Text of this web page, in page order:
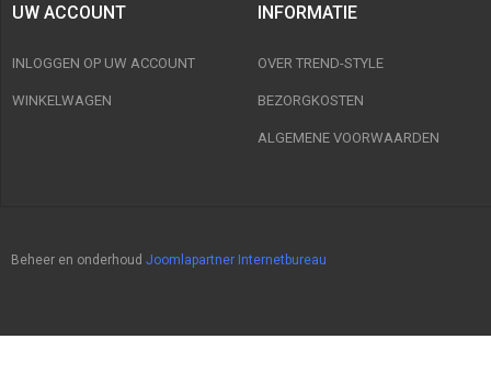
UW ACCOUNT
INLOGGEN OP UW ACCOUNT
WINKELWAGEN
INFORMATIE
OVER TREND-STYLE
BEZORGKOSTEN
ALGEMENE VOORWAARDEN
Beheer en onderhoud Joomlapartner Internetbureau